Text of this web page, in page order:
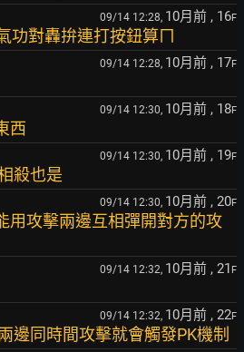
09/14 12:28, 10月前 , 16F
功對轟拚連打按鈕算ㄇ
09/14 12:28, 10月前 , 17F
09/14 12:30, 10月前 , 18F
西
09/14 12:30, 10月前 , 19F
殺也是
09/14 12:30, 10月前 , 20F
用攻擊兩邊互相彈開對方的攻
09/14 12:32, 10月前 , 21 F
09/14 12:32, 10月前 , 22F
邊同時間攻擊就會觸發PK機制